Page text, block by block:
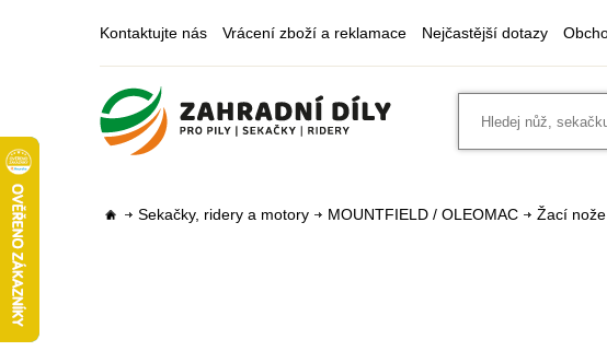
Kontaktujte nás Vrácení zboží a reklamace Nejčastější dotazy
Sekačky, ridery a motory MOUNTFIELD / OLEOMAC Žací